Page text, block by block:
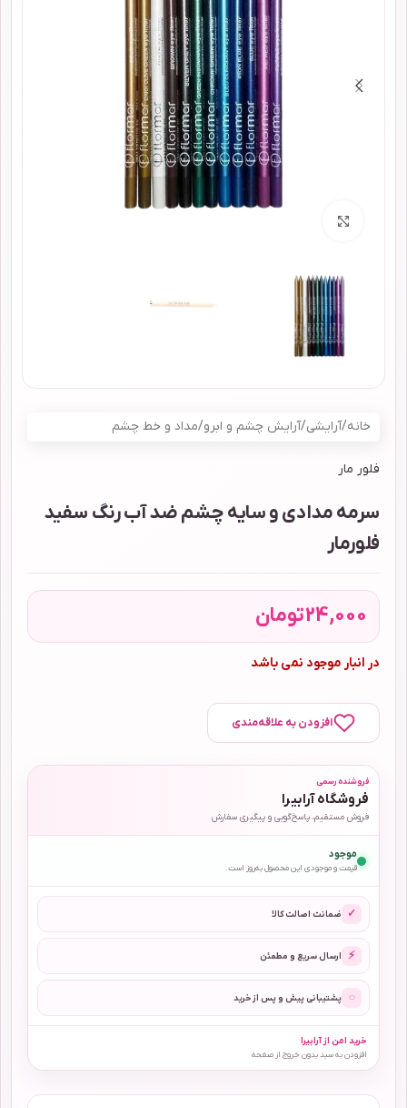
خانه/آرایشی/آرایش چشم و ابرو/مداد و خط چشم
فلور مار
سرمه مدادی و سایه چشم ضد آب رنگ سفید
فلورمار
24,000تومان
در انبار موجود نمی باشد
افزودن به علاقه‌مندی
فروشنده رسمی
فروشگاه آرابیرا
فروش مستقیم، پاسخ‌گویی و پیگیری سفارش
موجود
قیمت و موجودی این محصول به‌روز است.
✓ ضمانت اصالت کالا
⚡ ارسال سریع و مطمئن
◌ پشتیبانی پیش و پس از خرید
خرید امن از آرابیرا
افزودن به سبد بدون خروج از صفحه